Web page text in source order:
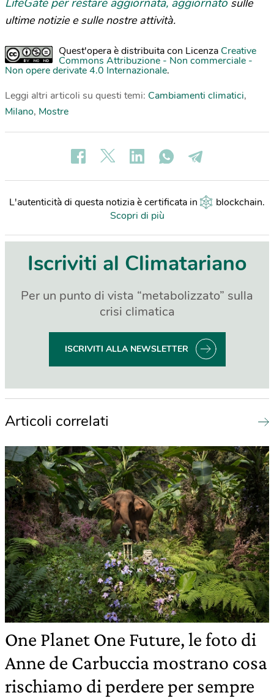
LifeGate per restare aggiornata, aggiornato sulle
ultime notizie e sulle nostre attività.
Quest'opera è distribuita con Licenza Creative
Commons Attribuzione - Non commerciale -
Non opere derivate 4.0 Internazionale.
Leggi altri articoli su questi temi: Cambiamenti climatici,
Milano, Mostre
L'autenticità di questa notizia è certificata in blockchain.
Scopri di più
Iscriviti al Climatariano
Per un punto di vista “metabolizzato” sulla
crisi climatica
ISCRIVITI ALLA NEWSLETTER
Articoli correlati
One Planet One Future, le foto di
Anne de Carbuccia mostrano cosa
rischiamo di perdere per sempre